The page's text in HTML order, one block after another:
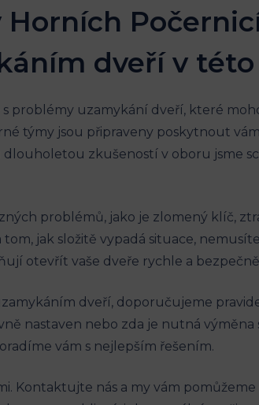
Horních
dveří v‍
problémy uzamykání ⁤dveří, které
týmy jsou připraveny poskytnout
dlouholetou zkušeností v oboru jsme
problémů, jako je​ zlomený klíč,
jak složitě vypadá situace,
otevřít‍ vaše dveře rychle a
dveří, doporučujeme
nastaven ⁢nebo zda je nutná
vám s ‌nejlepším řešením.
Kontaktujte ⁢nás a my vám